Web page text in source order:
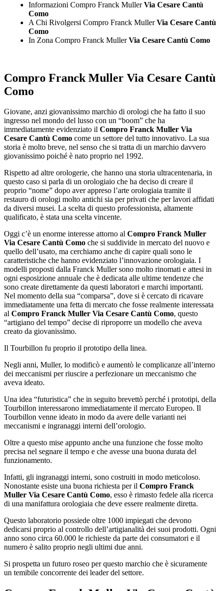
Informazioni Compro Franck MullerVia Cesare Cantù
Como
A Chi Rivolgersi Compro Franck MullerVia Cesare Cantù
Como
In Zona Compro Franck MullerVia Cesare Cantù Como
Compro Franck Muller Via Cesare Cantù
Como
Giovane, anzi giovanissimo marchio di orologi che ha fatto il suo
ingresso nel mondo del lusso con un “boom” che ha
immediatamente evidenziato il Compro Franck Muller Via
Cesare Cantù Como come un settore del tutto innovativo. La sua
storia è molto breve, nel senso che si tratta di un marchio davvero
giovanissimo poiché è nato proprio nel 1992.
Rispetto ad altre orologerie, che hanno una storia ultracentenaria, in
questo caso si parla di un orologiaio che ha deciso di creare il
proprio “nome” dopo aver appreso l’arte orologiaia tramite il
restauro di orologi molto antichi sia per privati che per lavori affidati
da diversi musei. La scelta di questo professionista, altamente
qualificato, è stata una scelta vincente.
Oggi c’è un enorme interesse attorno al Compro Franck Muller
Via Cesare Cantù Como che si suddivide in mercato del nuovo e
quello dell’usato, ma cerchiamo anche di capire quali sono le
caratteristiche che hanno evidenziato l’innovazione orologiaia. I
modelli proposti dalla Franck Muller sono molto rinomati e attesi in
ogni esposizione annuale che è dedicata alle ultime tendenze che
sono create direttamente da questi laboratori e marchi importanti.
Nel momento della sua “comparsa”, dove si è cercato di ricavare
immediatamente una fetta di mercato che fosse realmente interessata
al Compro Franck Muller Via Cesare Cantù Como, questo
“artigiano del tempo” decise di riproporre un modello che aveva
creato da giovanissimo.
Il Tourbillon fu proprio il prototipo della linea.
Negli anni, Muller, lo modificò e aumentò le complicanze all’interno
dei meccanismi per riuscire a perfezionare un meccanismo che
aveva ideato.
Una idea “futuristica” che in seguito brevettò perché i prototipi, della
Tourbillon interessarono immediatamente il mercato Europeo. Il
Tourbillon venne ideato in modo da avere delle varianti nei
meccanismi e ingranaggi interni dell’orologio.
Oltre a questo mise appunto anche una funzione che fosse molto
precisa nel segnare il tempo e che avesse una buona durata del
funzionamento.
Infatti, gli ingranaggi interni, sono costruiti in modo meticoloso.
Nonostante esiste una buona richiesta per il Compro Franck
Muller Via Cesare Cantù Como, esso è rimasto fedele alla ricerca
di una manifattura orologiaia che deve essere realmente diretta.
Questo laboratorio possiede oltre 1000 impiegati che devono
dedicarsi proprio al controllo dell’artigianalità dei suoi prodotti. Ogni
anno sono circa 60.000 le richieste da parte dei consumatori e il
numero è salito proprio negli ultimi due anni.
Si prospetta un futuro roseo per questo marchio che è sicuramente
un temibile concorrente dei leader del settore.